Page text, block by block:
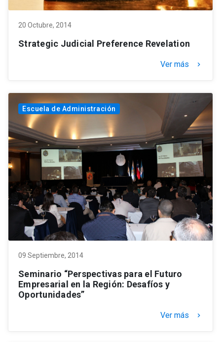
20 Octubre, 2014
Strategic Judicial Preference Revelation
Ver más keyboard_arrow_right
Escuela de Administración
09 Septiembre, 2014
Seminario “Perspectivas para el Futuro
Empresarial en la Región: Desafíos y
Oportunidades”
Ver más keyboard_arrow_right